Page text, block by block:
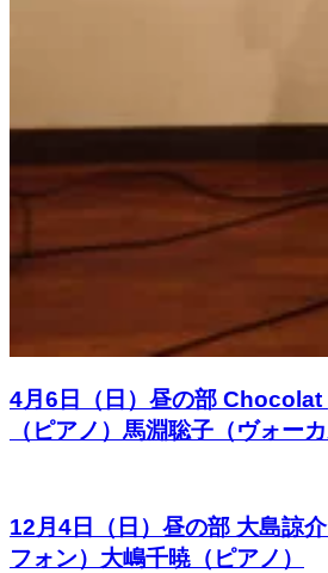
4月6日（日）昼の部 Chocolat
（ピアノ）馬淵聡子（ヴォーカ
12月4日（日）昼の部 大島諒
フォン）大嶋千暁（ピアノ）